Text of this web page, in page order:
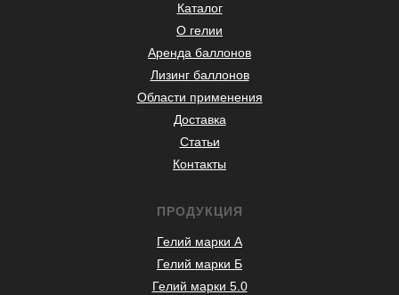
ПРОДУКЦИЯ
Гелий марки А
Гелий марки Б
Гелий марки 5.0
Каталог
О гелии
Аренда баллонов
Лизинг баллонов
Области применения
Доставка
Статьи
Контакты